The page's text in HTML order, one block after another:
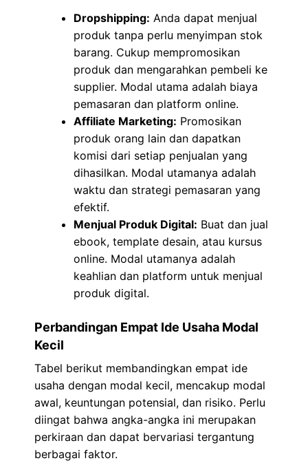
Dropshipping: Anda dapat menjual
produk tanpa perlu menyimpan stok
barang. Cukup mempromosikan
produk dan mengarahkan pembeli ke
supplier. Modal utama adalah biaya
pemasaran dan platform online.
Affiliate Marketing: Promosikan
produk orang lain dan dapatkan
komisi dari setiap penjualan yang
dihasilkan. Modal utamanya adalah
waktu dan strategi pemasaran yang
efektif.
Menjual Produk Digital: Buat dan jual
ebook, template desain, atau kursus
online. Modal utamanya adalah
keahlian dan platform untuk menjual
produk digital.
Perbandingan Empat Ide Usaha Modal
Kecil
Tabel berikut membandingkan empat ide
usaha dengan modal kecil, mencakup modal
awal, keuntungan potensial, dan risiko. Perlu
diingat bahwa angka-angka ini merupakan
perkiraan dan dapat bervariasi tergantung
berbagai faktor.